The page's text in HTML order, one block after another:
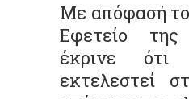
Με απόφασή
Εφετείο της
έκρινε
εκτελεστεί